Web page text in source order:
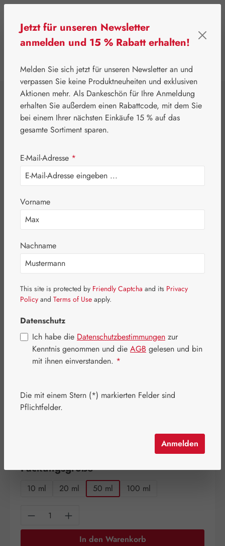
Leitner Lifecare Aromatherapie Embamed®
Rosmarinöl
Bildergalerie überspringen
30,30 €
Inhalt: 0.05 Liter (606,00 € / 1 Liter)
Preise inkl. MwSt. zzgl. Versandkosten
Packungsgrößeauswählen
10 ml 20 ml 50 ml 100 ml
Produkt Anzahl: Gib den gewünschten
In den Warenkorb
Jetzt für unseren Newsletter
anmelden und 15 % Rabatt erhalten!
Melden Sie sich jetzt für unseren Newsletter an und
verpassen Sie keine Produktneuheiten und exklusiven
Aktionen mehr. Als Dankeschön für Ihre Anmeldung
erhalten Sie außerdem einen Rabattcode, mit dem Sie
bei einem Ihrer nächsten Einkäufe 15 % auf das
gesamte Sortiment sparen.
E-Mail-Adresse *
Vorname
Nachname
This site is protected by Friendly Captcha and its Privacy
Policy and Terms of Use apply.
Datenschutz
Ich habe die Datenschutzbestimmungen zur
Kenntnis genommen und die AGB gelesen und bin
mit ihnen einverstanden. *
Die mit einem Stern (*) markierten Felder sind
Pflichtfelder.
Anmelden